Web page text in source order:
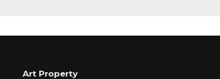
Art Property